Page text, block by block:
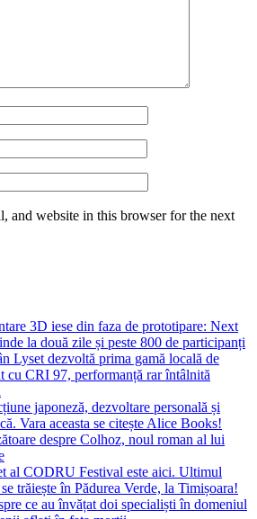
and website in this browser for the next
3D iese din faza de prototipare: Next
la două zile și peste 800 de participanți
Lyset dezvoltă prima gamă locală de
cu CRI 97, performanță rar întâlnită
japoneză, dezvoltare personală și
Vara aceasta se citește Alice Books!
despre Colhoz, noul roman al lui
al CODRU Festival este aici. Ultimul
trăiește în Pădurea Verde, la Timișoara!
ce au învățat doi specialiști în domeniul